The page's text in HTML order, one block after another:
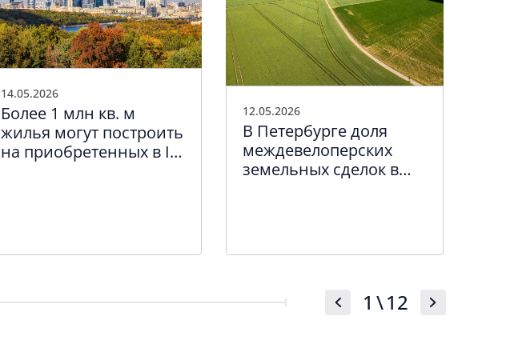
14.05.2026
Более 1 млн кв. м
жилья могут построить
на приобретенных в I
12.05.2026
В Петербурге доля
междевелоперских
земельных сделок в
1 \12